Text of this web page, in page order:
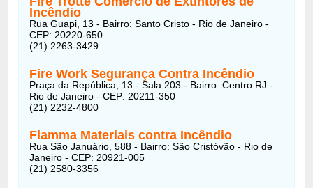
Incêndio
Rua Guapi, 13 - Bairro: Santo Cristo - Rio de Janeiro -
CEP: 20220-650
(21) 2263-3429
Fire Work Segurança Contra Incêndio
Praça da República, 13 - Sala 203 - Bairro: Centro RJ -
Rio de Janeiro - CEP: 20211-350
(21) 2232-4800
Flamma Materiais contra Incêndio
Rua São Januário, 588 - Bairro: São Cristóvão - Rio de
Janeiro - CEP: 20921-005
(21) 2580-3356